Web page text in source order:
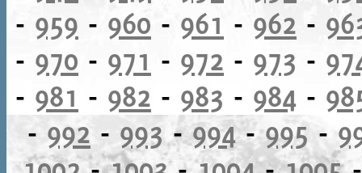
- 959 - 960 - 961 - 962 -
- 970 - 971 - 972 - 973 -
- 981 - 982 - 983 - 984 -
- 992 - 993 -994-995 -